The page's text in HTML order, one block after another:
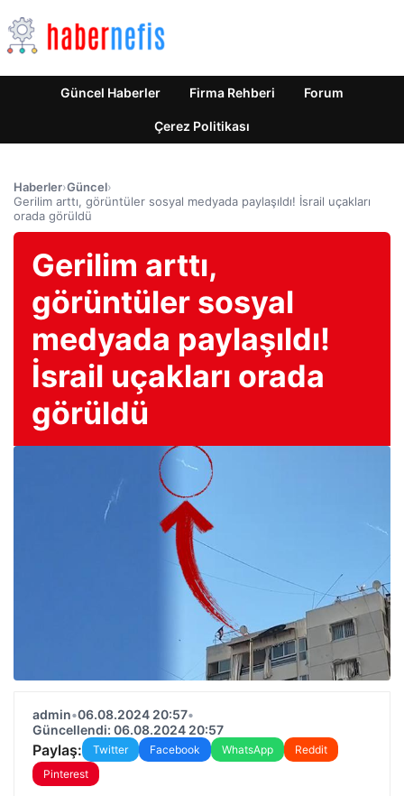
Güncel Haberler Firma Rehberi Forum
Çerez Politikası
Haberler›Güncel›
Gerilim arttı, görüntüler sosyal medyada paylaşıldı! İsrail uçakları
orada görüldü
Gerilim arttı,
görüntüler sosyal
medyada paylaşıldı!
İsrail uçakları orada
görüldü
admin•06.08.2024 20:57•
Güncellendi: 06.08.2024 20:57
Paylaş: Twitter Facebook WhatsApp
Reddit
Pinterest